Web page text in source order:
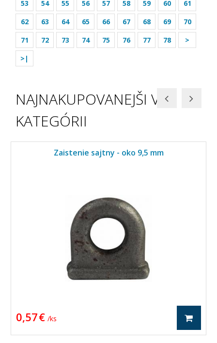
53
54 55 56 57 58 59 60
61
62
63 64 65 66 67 68 69
70
71
72 73 74 75 76 77 78
>
>|
NAJNAKUPOVANEJŠI V
KATEGÓRII
Zaistenie sajtny - oko 9,5 mm
0,57 € / ks